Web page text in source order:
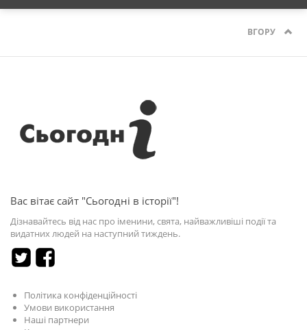
ВГОРУ
Вас вітає сайт "Сьогодні в історії"!
Дізнавайтесь від нас про іменини, свята, найважливіші події та
видатних людей на наступний тиждень.
Політика конфіденційності
Умови використання
Наші партнери